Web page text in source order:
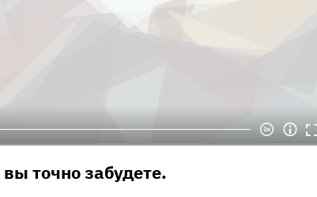
точно забудете.